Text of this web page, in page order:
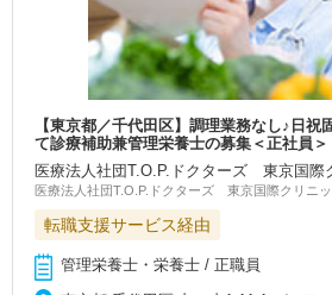
【東京都／千代田区】調理業務なし♪日
て診療補助兼管理栄養士の募集＜正社員＞
医療法人社団T.O.P.ドクターズ 東京国際
医療法人社団T.O.P.ドクターズ 東京国際クリニッ
転職支援サービス経由
管理栄養士・栄養士 / 正職員